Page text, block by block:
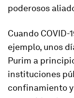
poderosos
Cuando COVID-
ejemplo, unos
Purim a
instituciones
confinamiento